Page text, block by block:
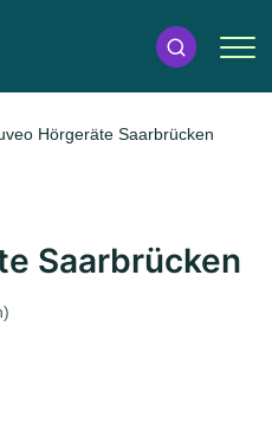
Hörgeräte Saarbrücken
Saarbrücken